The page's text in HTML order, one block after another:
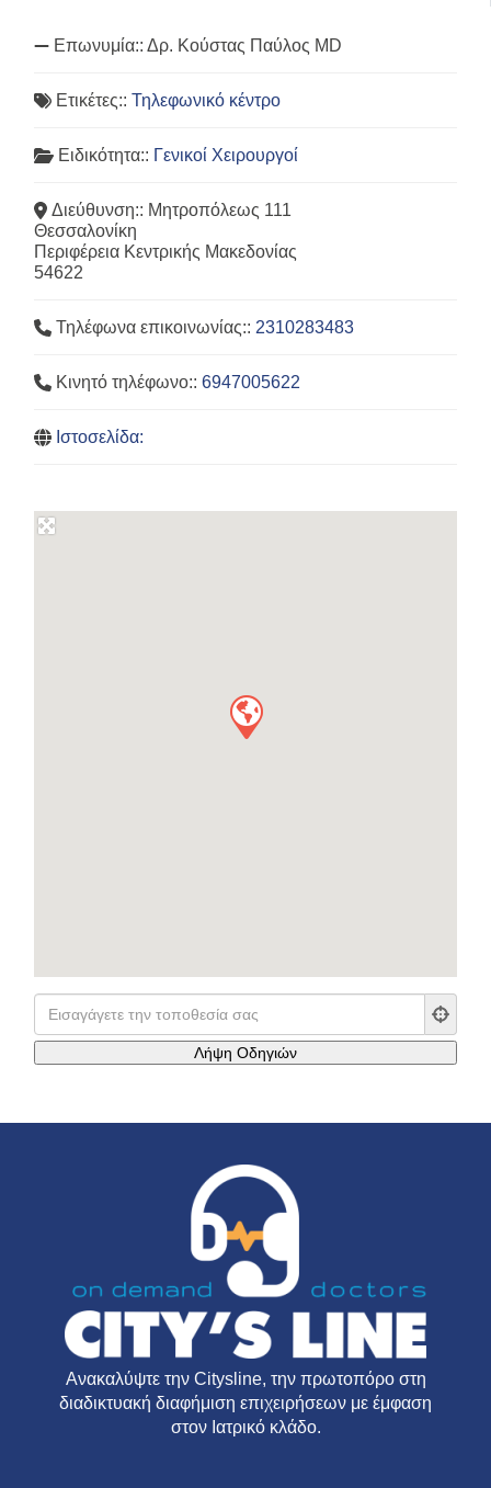
Επωνυμία::Δρ. Κούστας Παύλος MD
Ετικέτες::Τηλεφωνικό κέντρο
Ειδικότητα:: Γενικοί Χειρουργοί
Διεύθυνση:: Μητροπόλεως 111
Θεσσαλονίκη
Περιφέρεια Κεντρικής Μακεδονίας
54622
Τηλέφωνα επικοινωνίας:: 2310283483
Κινητό τηλέφωνο::6947005622
Ιστοσελίδα:
Ανακαλύψτε την Citysline, την πρωτοπόρο στη
διαδικτυακή διαφήμιση επιχειρήσεων με έμφαση
στον Ιατρικό κλάδο.